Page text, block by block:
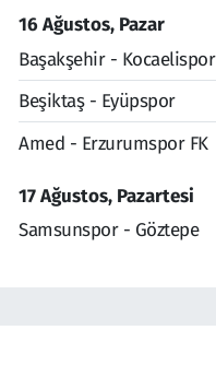
16 Ağustos, Pazar
Başakşehir - Kocaelispor
Beşiktaş - Eyüpspor
Amed - Erzurumspor FK
17 Ağustos, Pazartesi
Samsunspor - Göztepe